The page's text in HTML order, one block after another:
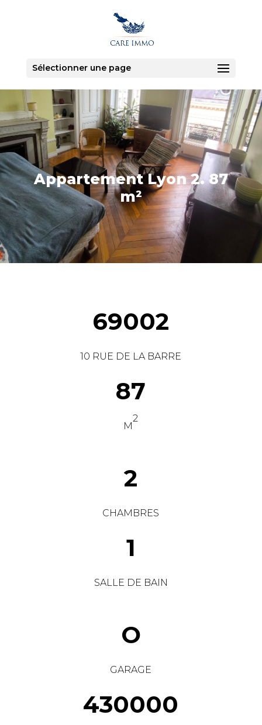
Sélectionner une page
Appartement Lyon 2. 87
m²
69002
10 RUE DE LA BARRE
87
M
2
2
CHAMBRES
1
SALLE DE BAIN
O
GARAGE
430000